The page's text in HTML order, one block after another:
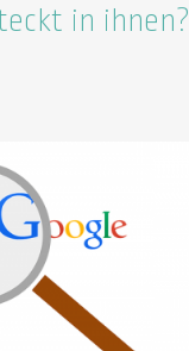
in ihnen?